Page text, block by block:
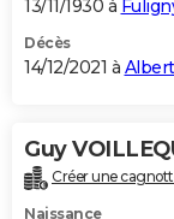
13/11/1930 à
Décès
14/12/2021 à
Guy
Créer une
Naissance